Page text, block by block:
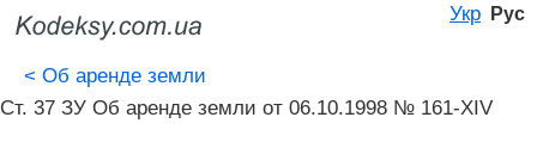
Укр Рус
< Об аренде земли
Ст. 37 ЗУ Об аренде земли от 06.10.1998 № 161-XIV